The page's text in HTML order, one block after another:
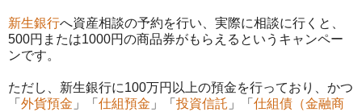
新生銀行へ資産相談の予約を行い、実際に相談に行くと、
500円または1000円の商品券がもらえるというキャンペー
ンです。
ただし、新生銀行に100万円以上の預金を行っており、かつ
「 外貨預金 」「 仕組預金 」「 投資信託 」「 仕組債（金融商